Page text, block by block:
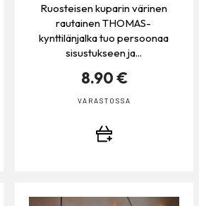
Ruosteisen kuparin värinen
rautainen THOMAS-
kynttilänjalka tuo persoonaa
sisustukseen ja...
8.90 €
VARASTOSSA